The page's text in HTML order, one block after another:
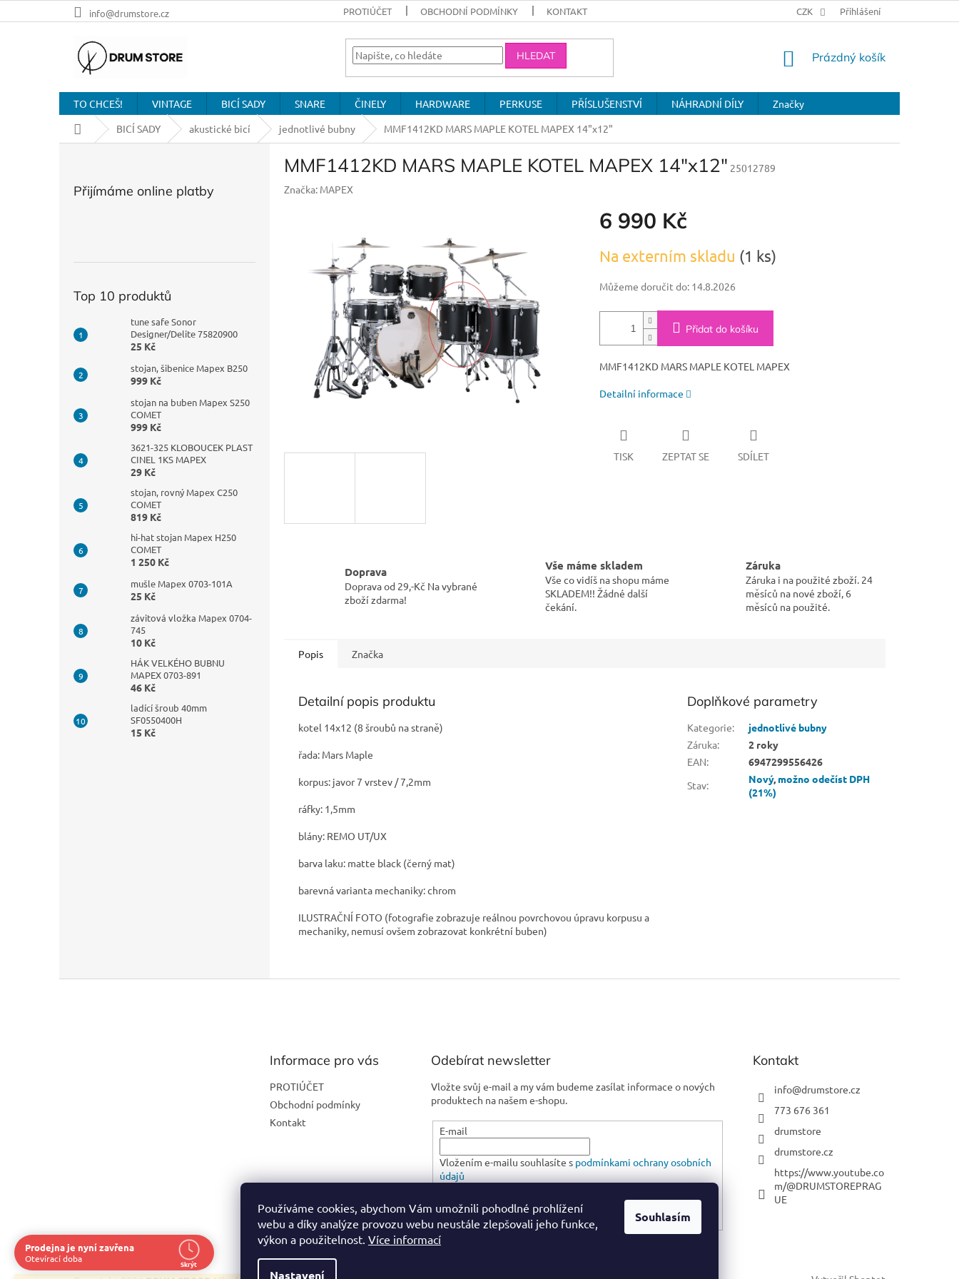
Používáme cookies, abychom Vám umožnili pohodlné prohlížení
webu a díky analýze provozu webu neustále zlepšovali jeho funkce,
výkon a použitelnost. Více informací
Nastavení
Souhlasím
na
info@drumstore.cz PROTIÚČET OBCHODNÍ PODMÍNKY KONTAKT CZK Přihlášení
HLEDAT
NÁKUPNÍ
Prázdný košík
TO CHCEŠ! VINTAGE BICÍ SADY SNARE ČINELY HARDWARE PERKUSE PŘÍSLUŠENSTVÍ NÁHRADNÍ DÍLY
Značky
Domů
BICÍ SADY akustické bicí jednotlivé bubny MMF1412KD MARS MAPLE KOTEL MAPEX 14"x12"
Přijímáme online platby
Top 10 produktů
tune safe Sonor
Designer/Delite 75820900
25 Kč
stojan, šibenice Mapex B250
999 Kč
stojan na buben Mapex S250
COMET
999 Kč
3621-325 KLOBOUCEK PLAST
CINEL 1KS MAPEX
29 Kč
stojan, rovný Mapex C250
COMET
819 Kč
hi-hat stojan Mapex H250
COMET
1 250 Kč
mušle Mapex 0703-101A
25 Kč
závitová vložka Mapex 0704-
745
10 Kč
HÁK VELKÉHO BUBNU
MAPEX 0703-891
46 Kč
ladící šroub 40mm
SF0550400H
15 Kč
MMF1412KD MARS MAPLE KOTEL MAPEX 14"x12" 25012789
Značka: MAPEX
6 990 Kč
cena:
Na externím skladu (1 ks)
Můžeme doručit do: 14.8.2026
Přidat do košíku
MMF1412KD MARS MAPLE KOTEL MAPEX
Detailní informace
TISK ZEPTAT SE SDÍLET
Doprava
Doprava od 29,-Kč Na vybrané
zboží zdarma!
Vše máme skladem
Vše co vidíš na shopu máme
SKLADEM!! Žádné další
čekání.
Záruka
Záruka i na použité zboží. 24
měsíců na nové zboží, 6
měsíců na použité.
Popis Značka
Detailní popis produktu
kotel 14x12 (8 šroubů na straně)
řada: Mars Maple
korpus: javor 7 vrstev / 7,2mm
ráfky: 1,5mm
blány: REMO UT/UX
barva laku: matte black (černý mat)
barevná varianta mechaniky: chrom
ILUSTRAČNÍ FOTO (fotografie zobrazuje reálnou povrchovou úpravu korpusu a
mechaniky, nemusí ovšem zobrazovat konkrétní buben)
Doplňkové parametry
Kategorie:
jednotlivé bubny
Záruka:
2 roky
EAN:
6947299556426
Stav: Nový, možno odečíst DPH
(21%)
Informace pro vás
PROTIÚČET
Obchodní podmínky
Kontakt
Odebírat newsletter
Vložte svůj e-mail a my vám budeme zasílat informace o nových
produktech na našem e-shopu.
E-mail
Vložením e-mailu souhlasíte s podmínkami ochrany osobních
údajů
PŘIHLÁSIT SE
Kontakt
info@drumstore.cz
773 676 361
drumstore
drumstore.cz
https://www.youtube.co
m/@DRUMSTOREPRAG
UE
Prodejna je nyní zavřena
Otevírací doba Skrýt